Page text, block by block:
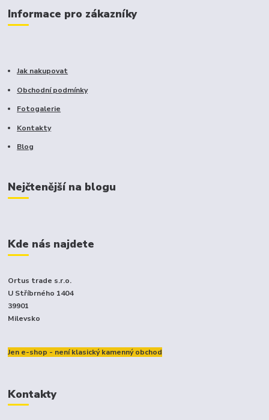
Informace pro zákazníky
Jak nakupovat
Obchodní podmínky
Fotogalerie
Kontakty
Blog
Nejčtenější na blogu
Kde nás najdete
Ortus trade s.r.o.
U Stříbrného 1404
39901
Milevsko
Jen e-shop - není klasický kamenný obchod
Kontakty